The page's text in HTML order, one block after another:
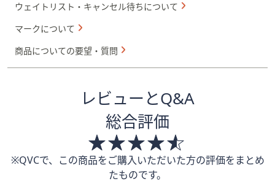
ウェイトリスト・キャンセル待ちについて
マークについて
商品についての要望・質問
レビューとQ&A
総合評価
※QVCで、この商品をご購入いただいた方の評価をまとめ
たものです。